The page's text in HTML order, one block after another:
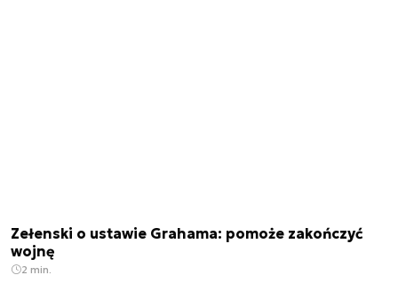
Zełenski o ustawie Grahama: pomoże zakończyć
wojnę
2 min.